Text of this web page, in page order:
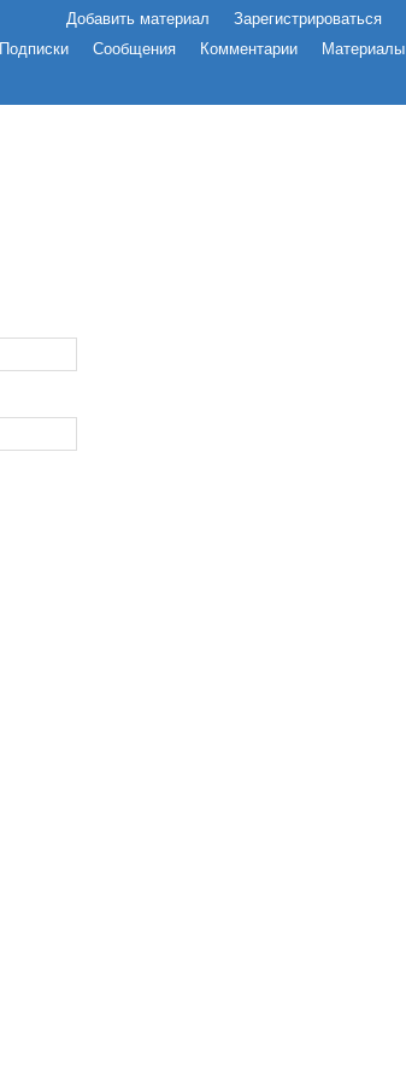
Добавить материал Зарегистрироваться
Подписки
Сообщения Комментарии Материалы